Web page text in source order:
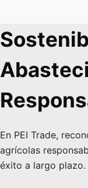
En PEI Trade,
agrícolas
éxito a largo plazo.